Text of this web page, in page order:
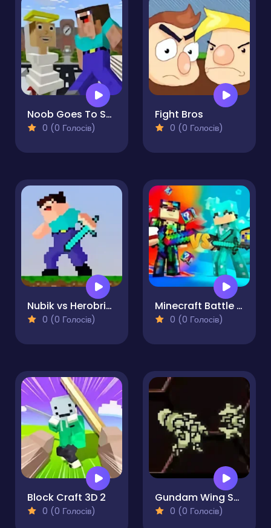
Noob Goes To Skibidi Toilet School
0 (0 Голосів)
Fight Bros
0 (0 Голосів)
Nubik vs Herobrin's Army
0 (0 Голосів)
Minecraft Battle Party
0 (0 Голосів)
Block Craft 3D 2
0 (0 Голосів)
Gundam Wing Space Emperor
0 (0 Голосів)